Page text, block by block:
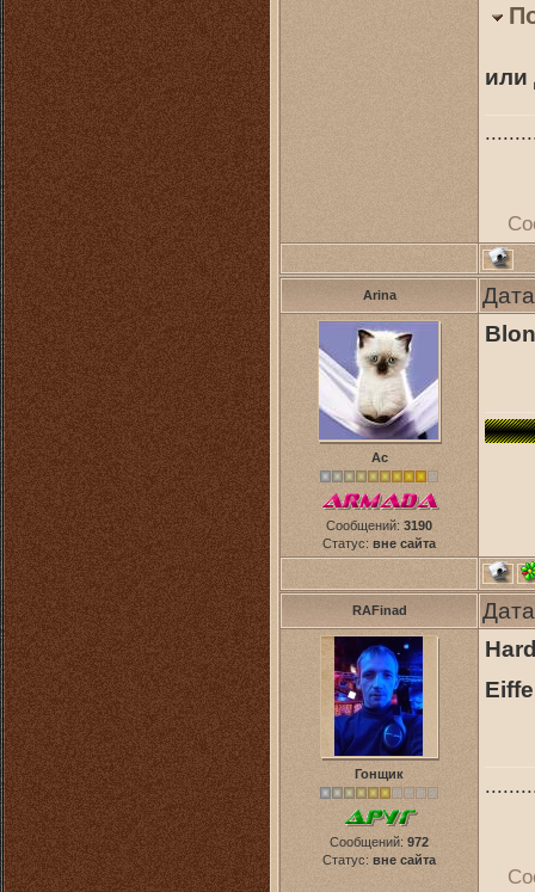
или
Arina
Ас
Сообщений: 3190
Статус: вне сайта
RAFinad
Гонщик
Сообщений: 972
Статус: вне сайта